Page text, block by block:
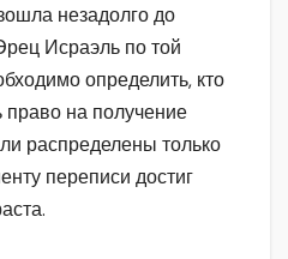
незадолго до
Исраэль по той
определить, кто
право на получение
распределены только
переписи достиг